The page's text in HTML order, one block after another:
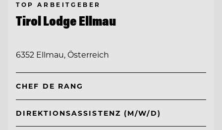
TOP ARBEITGEBER
Tirol Lodge Ellmau
6352 Ellmau, Österreich
CHEF DE RANG
DIREKTIONSASSISTENZ (M/W/D)